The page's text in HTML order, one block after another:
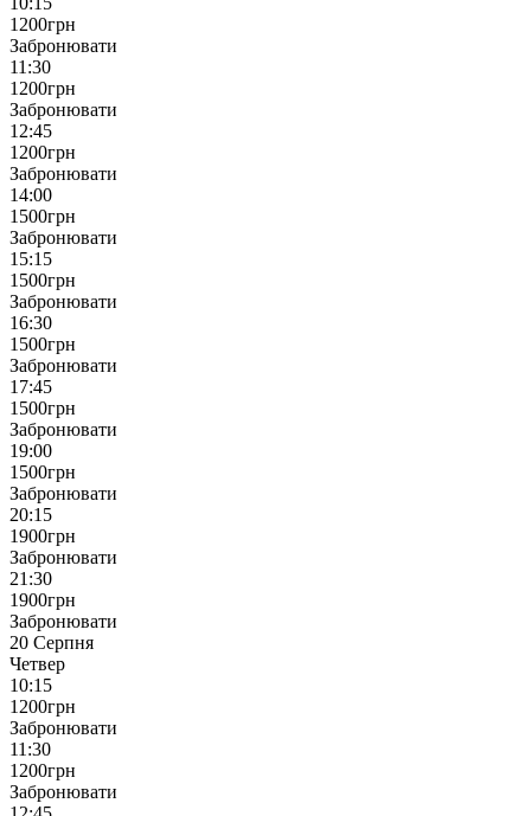
1200грн
Забронювати
11:30
1200грн
Забронювати
12:45
1200грн
Забронювати
14:00
1500грн
Забронювати
15:15
1500грн
Забронювати
16:30
1500грн
Забронювати
17:45
1500грн
Забронювати
19:00
1500грн
Забронювати
20:15
1900грн
Забронювати
21:30
1900грн
Забронювати
20 Серпня
Четвер
10:15
1200грн
Забронювати
11:30
1200грн
Забронювати